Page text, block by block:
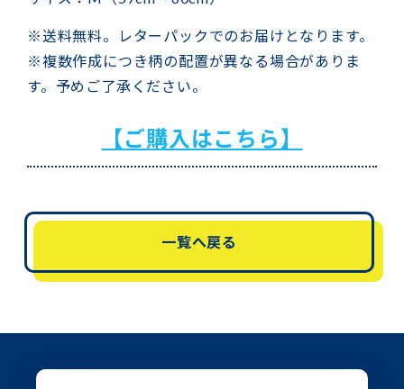
※送料無料。レターパックでのお届けとなります。
※複数作成につき柄の配置が異なる場合がありま
す。予めご了承ください。
【ご購入はこちら】
一覧へ戻る